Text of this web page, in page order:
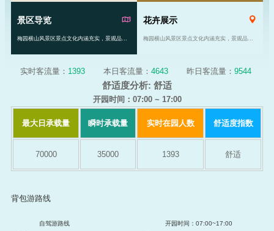
景区导览
梅园横山风景区景点文化内涵充实，景观品位高雅。风景区由原来的81亩发展到现在的千余亩……
花卉展示
梅园横山风景区景点文化内涵充实，景观品位高雅。风景区由原来的81亩发展到现在的千余亩……
实时客流量： 1393 本日客流量： 4643 昨日客流量： 9544
舒适度分析: 舒适
开园时间：07:00 ~ 17:00
最大日承载量 瞬时承载量 实时在园人数 舒适度指数
70000 35000 1393 舒适
背包游路线
自驾游路线 开园时间：07:00~17:00